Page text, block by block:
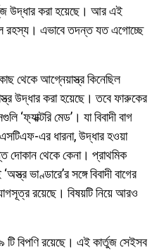
উদ্ধার করা হয়েছে। আর এই
রহস্য। এভাবে তদন্ত যত এগোচ্ছে
থেকে আগ্নেয়াস্ত্র কিনেছিল
উদ্ধার করা হয়েছে। তবে ফারুকের
‘ফ‍্যাক্টরি মেড’। যা বিবাদী বাগ
এর ধারনা, উদ্ধার হওয়া
দোকান থেকে কেনা। প্রাথমিক
ভাণ্ডারে’র সঙ্গে বিবাদী বাগের
রয়েছে। বিষয়টি নিয়ে আরও
বিপণি রয়েছে। এই কার্তুজ সেইসব